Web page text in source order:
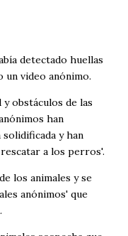
detectado huellas
un video anónimo.
obstáculos de las
han
solidificada y han
a los perros'.
los animales y se
anónimos' que